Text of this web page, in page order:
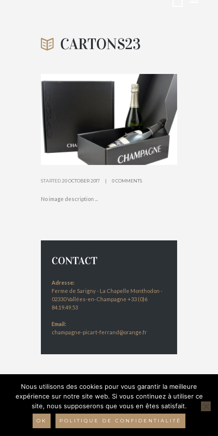
ACCUEIL
CARTONS23
STARTED 20 OCTOBER 2017 0 COMMENTS
No image description ...
CONTACT
Adresse:
Ferme de Sarigny - La Chapelle Monthodon -
02330 Vallées-en-Champagne +33 (0)6
84.19.49.53
Email:
champagne-picart-ferrand@orange.fr
© 2016 Champagne Picart-Ferrand - Réalisation :
Bulles 2 com - Mentions légales -Données
Nous utilisons des cookies pour vous garantir la meilleure
expérience sur notre site web. Si vous continuez à utiliser ce
site, nous supposerons que vous en êtes satisfait.
OK POLITIQUE DE CONFIDENTIALITÉ